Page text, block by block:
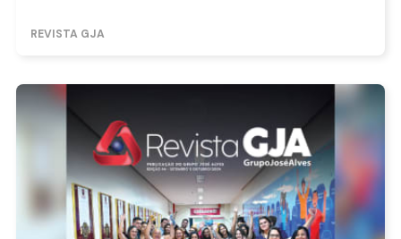
REVISTA GJA